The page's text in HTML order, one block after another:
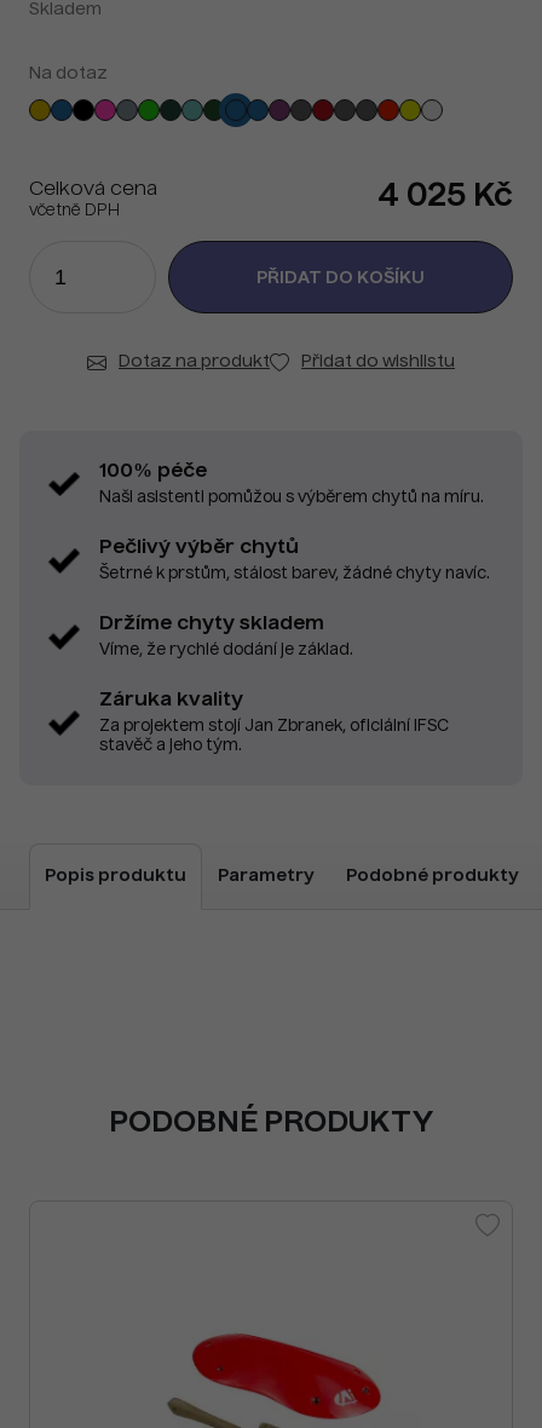
Skladem
Na dotaz
Celková cena
včetně DPH 4 025 Kč
Dotaz na produkt Přidat do wishlistu
100% péče
Naši asistenti pomůžou s výběrem chytů na míru.
Pečlivý výběr chytů
Šetrné k prstům, stálost barev, žádné chyty navíc.
Držíme chyty skladem
Víme, že rychlé dodání je základ.
Záruka kvality
Za projektem stojí Jan Zbranek, oficiální IFSC
stavěč a jeho tým.
Popis produktu Parametry Podobné produkty
PODOBNÉ PRODUKTY